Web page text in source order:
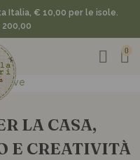
Italia, € 10,00 per le isole.
0
LA CASA,
E CREATIVITÀ